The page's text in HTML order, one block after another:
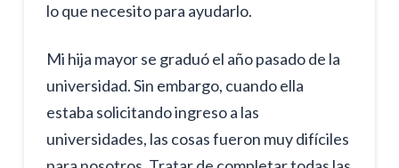
lo que necesito para ayudarlo.
Mi hija mayor se graduó el año pasado de la
universidad. Sin embargo, cuando ella
estaba solicitando ingreso a las
universidades, las cosas fueron muy difíciles